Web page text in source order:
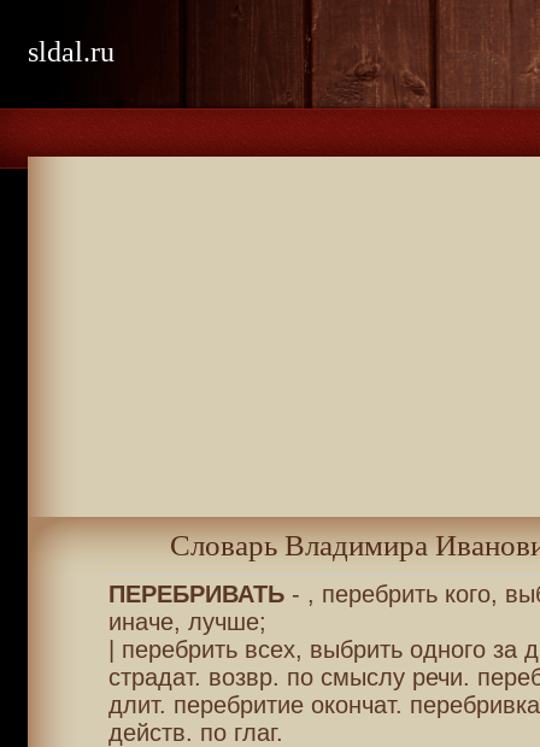
sldal.ru
Словарь Владимира
ПЕРЕБРИВАТЬ- , перебрить кого,
иначе, лучше;
| перебрить всех, выбрить одного за
страдат. возвр. по смыслу речи.
длит. перебритие окончат.
действ. по глаг.